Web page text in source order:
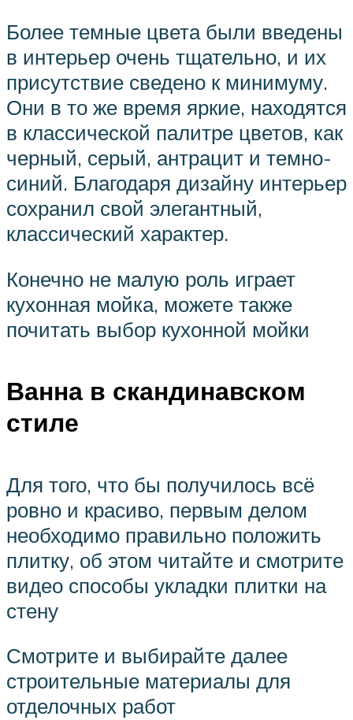
Более темные цвета были введены
в интерьер очень тщательно, и их
присутствие сведено к минимуму.
Они в то же время яркие, находятся
в классической палитре цветов, как
черный, серый, антрацит и темно-
синий. Благодаря дизайну интерьер
сохранил свой элегантный,
классический характер.
Конечно не малую роль играет
кухонная мойка, можете также
почитать выбор кухонной мойки
Ванна в скандинавском
стиле
Для того, что бы получилось всё
ровно и красиво, первым делом
необходимо правильно положить
плитку, об этом читайте и смотрите
видео способы укладки плитки на
стену
Смотрите и выбирайте далее
строительные материалы для
отделочных работ